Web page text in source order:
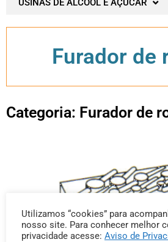
USINAS DE ÁLCOOL E AÇUCAR
Furador de
Categoria: Furador de
Utilizamos “cookies” para
nosso site. Para conhecer melhor
privacidade acesse: Aviso de